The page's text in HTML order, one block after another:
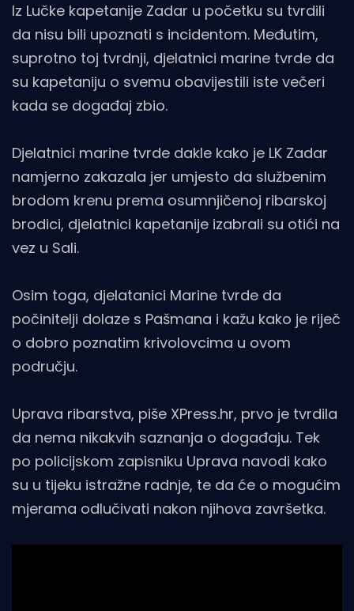
Iz Lučke kapetanije Zadar u početku su tvrdili
da nisu bili upoznati s incidentom. Međutim,
suprotno toj tvrdnji, djelatnici marine tvrde da
su kapetaniju o svemu obavijestili iste večeri
kada se događaj zbio.
Djelatnici marine tvrde dakle kako je LK Zadar
namjerno zakazala jer umjesto da službenim
brodom krenu prema osumnjičenoj ribarskoj
brodici, djelatnici kapetanije izabrali su otići na
vez u Sali.
Osim toga, djelatanici Marine tvrde da
počinitelji dolaze s Pašmana i kažu kako je riječ
o dobro poznatim krivolovcima u ovom
području.
Uprava ribarstva, piše XPress.hr, prvo je tvrdila
da nema nikakvih saznanja o događaju. Tek
po policijskom zapisniku Uprava navodi kako
su u tijeku istražne radnje, te da će o mogućim
mjerama odlučivati nakon njihova završetka.